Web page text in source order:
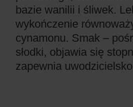
bazie wanilii i śliwek.
wykończenie
cynamonu. Smak –
słodki, objawia się
zapewnia